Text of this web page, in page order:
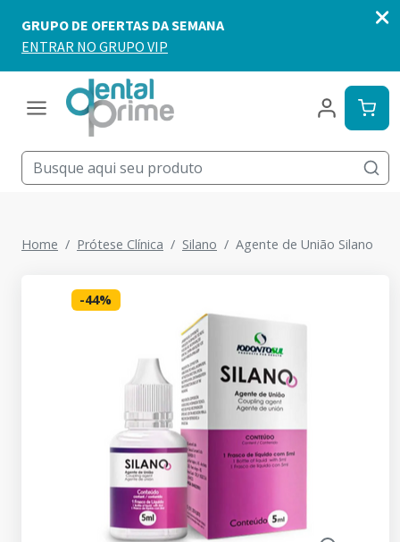
Home Prótese Clínica Silano Agente de União Silano
-44%